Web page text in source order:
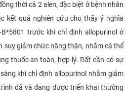
thời cả 2 alen, đặc biệt ở bệnh nhân
kết quả nghiên cứu cho thấy ý nghĩa
trước khi chỉ định allopurinol ở
suy giảm chức năng thận, nhằm cá thể
thuốc an toàn, hợp lý. Rất cần có sự
khi chỉ định allopurinol nhằm giảm
đã và đang được triển khai thường